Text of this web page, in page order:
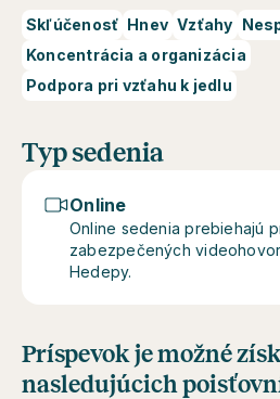
Skľúčenosť Hnev Vzťahy
Koncentrácia a organizácia
Podpora pri vzťahu k jedlu
Typ sedenia
Online
Online sedenia prebiehajú
zabezpečených
Hedepy.
Príspevok je možné
nasledujúcich